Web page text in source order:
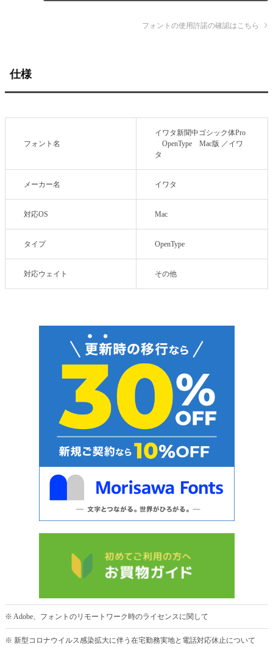
フォントの使用許諾の確認はこちら
仕様
フォント名
イワタ新聞中ゴシック体Pro
OpenType Mac版 ／イワ
タ
メーカー名 イワタ
対応OS Mac
タイプ OpenType
対応ウェイト その他
※ Adobe、フォントのリモートワーク時のライセンスに関して
※ 新型コロナウイルス感染拡大に伴う在宅勤務実地と電話対応休止について